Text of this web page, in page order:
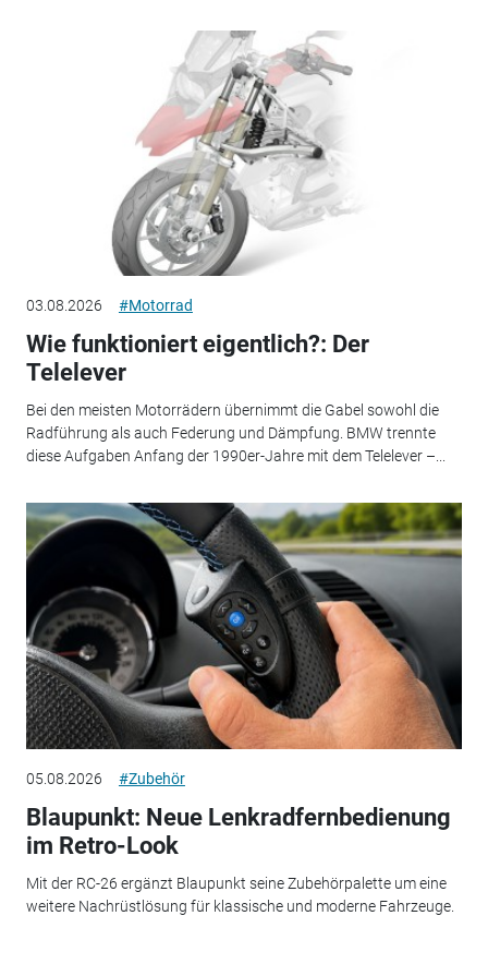
03.08.2026 #Motorrad
Wie funktioniert eigentlich?: Der
Telelever
Bei den meisten Motorrädern übernimmt die Gabel sowohl die
Radführung als auch Federung und Dämpfung. BMW trennte
diese Aufgaben Anfang der 1990er-Jahre mit dem Telelever –...
05.08.2026 #Zubehör
Blaupunkt: Neue Lenkradfernbedienung
im Retro-Look
Mit der RC-26 ergänzt Blaupunkt seine Zubehörpalette um eine
weitere Nachrüstlösung für klassische und moderne Fahrzeuge.